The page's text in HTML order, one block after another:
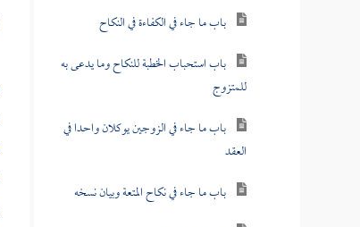
باب ما جاء في الكفاءة في النكاح
باب استحباب الخطبة للنكاح وما يدعى به
للمتزوج
باب ما جاء في الزوجين يوكلان واحدا في
العقد
باب ما جاء في نكاح المتعة وبيان نسخه